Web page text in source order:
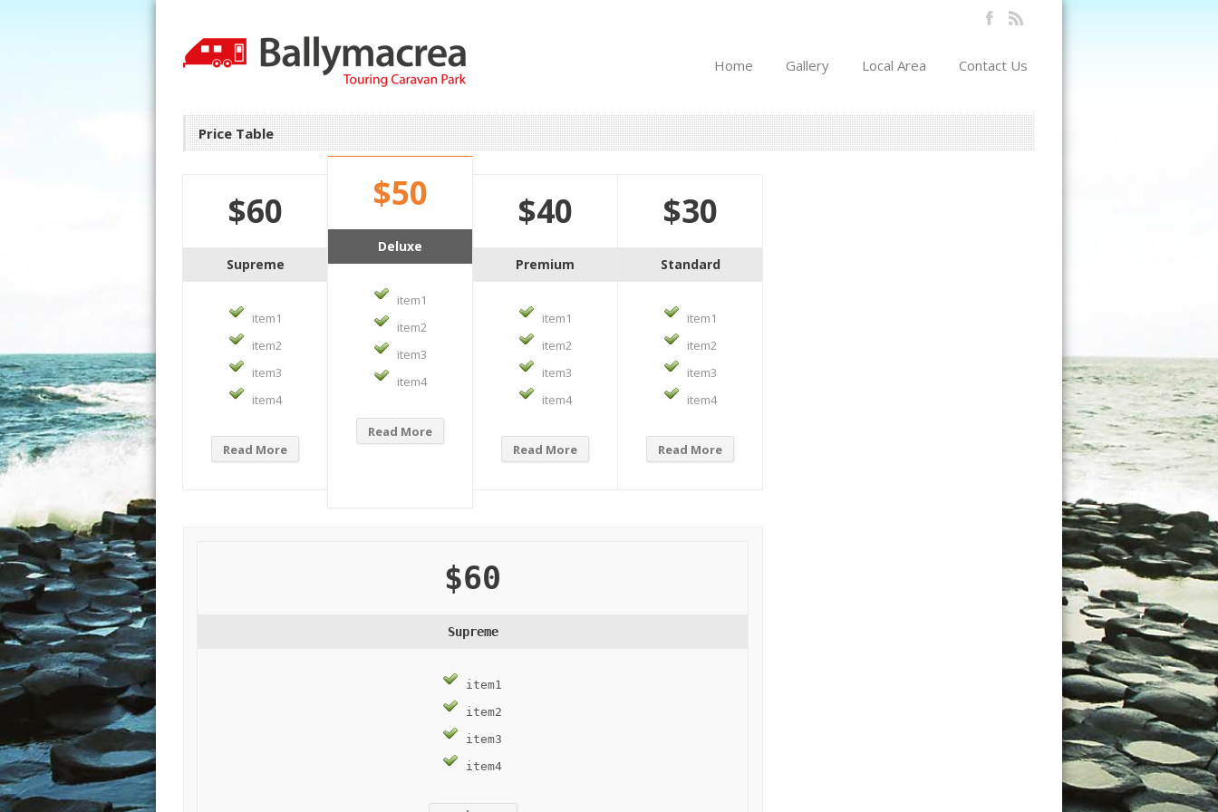
Home Gallery Local Area Contact Us
Price Table
$60
Supreme
item1
item2
item3
item4
Read More
$50
Deluxe
item1
item2
item3
item4
Read More
$40
Premium
item1
item2
item3
item4
Read More
$30
Standard
item1
item2
item3
item4
Read More
$60
Supreme
item1
item2
item3
item4